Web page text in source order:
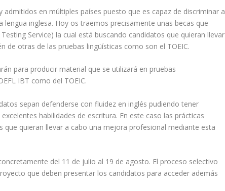
en múltiples países puesto que es capaz de discriminar a
inglesa. Hoy os traemos precisamente unas becas que
Service) la cual está buscando candidatos que quieran llevar
de otras de las pruebas lingüísticas como son el TOEIC.
para producir material que se utilizará en pruebas
IBT como del TOEIC.
sepan defenderse con fluidez en inglés pudiendo tener
habilidades de escritura. En este caso las prácticas
quieran llevar a cabo una mejora profesional mediante esta
del 11 de julio al 19 de agosto. El proceso selectivo
que deben presentar los candidatos para acceder además